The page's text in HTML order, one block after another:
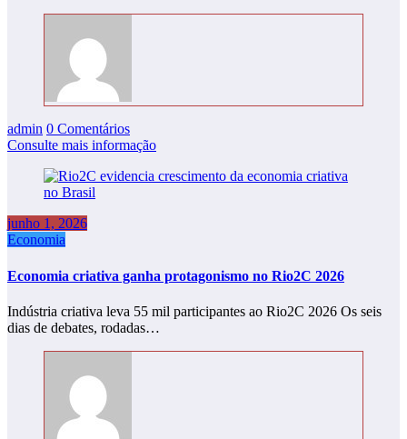
admin 0 Comentários
Consulte mais informação
junho 1, 2026
Economia
Economia criativa ganha protagonismo no Rio2C 2026
Indústria criativa leva 55 mil participantes ao Rio2C 2026 Os seis
dias de debates, rodadas…